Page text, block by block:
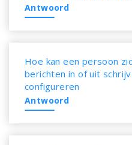
Antwoord
Hoe kan een persoon
berichten in of uit
configureren
Antwoord